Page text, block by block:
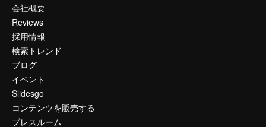
会社概要
Reviews
採用情報
検索トレンド
ブログ
イベント
Slidesgo
コンテンツを販売する
プレスルーム